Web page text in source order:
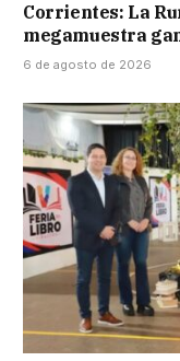
Corrientes: La
megamuestra
6 de agosto de 2026